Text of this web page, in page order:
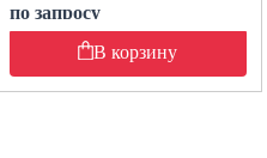
по запросу
В корзину